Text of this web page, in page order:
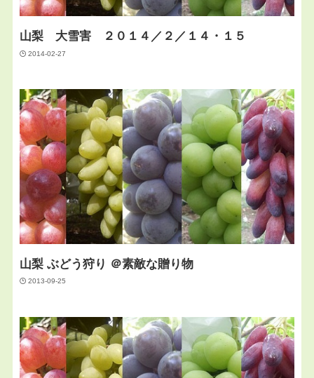
山梨 大雪害 ２０１４／２／１４・１５
2014-02-27
山梨 ぶどう狩り ＠素敵な贈り物
2013-09-25